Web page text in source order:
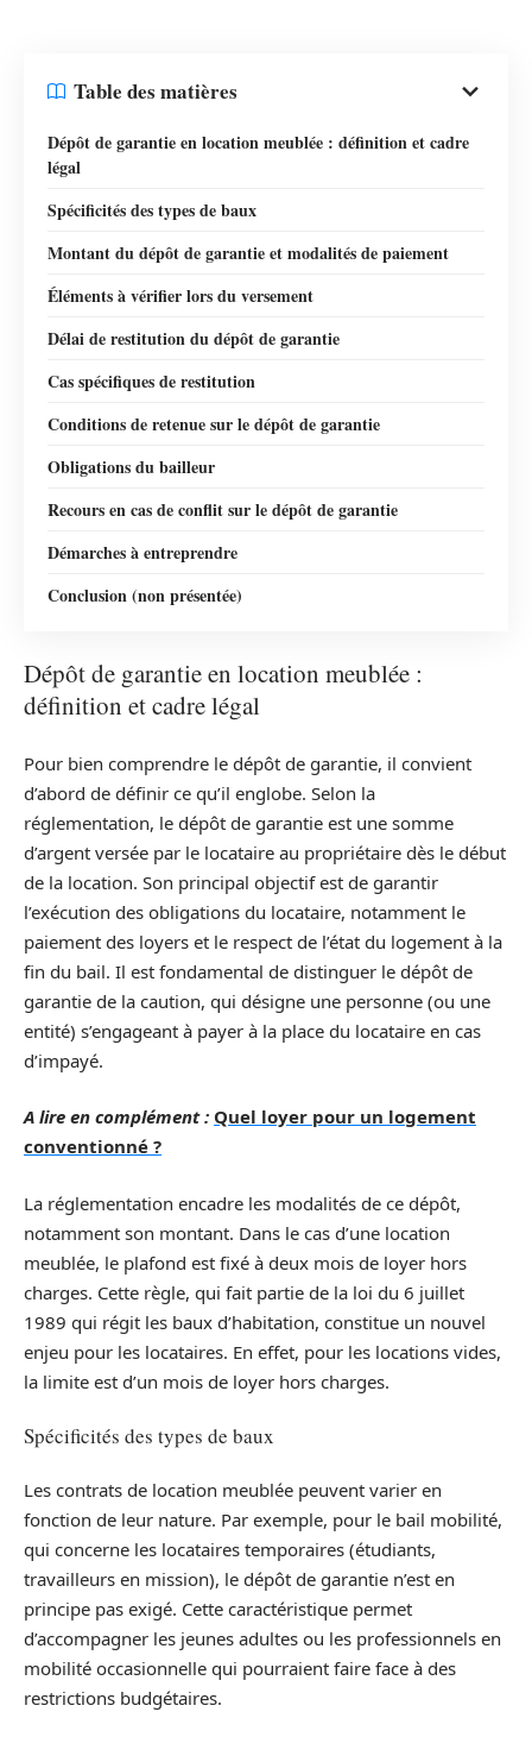
Table des matières
Dépôt de garantie en location meublée : définition et cadre
légal
Spécificités des types de baux
Montant du dépôt de garantie et modalités de paiement
Éléments à vérifier lors du versement
Délai de restitution du dépôt de garantie
Cas spécifiques de restitution
Conditions de retenue sur le dépôt de garantie
Obligations du bailleur
Recours en cas de conflit sur le dépôt de garantie
Démarches à entreprendre
Conclusion (non présentée)
Dépôt de garantie en location meublée :
définition et cadre légal
Pour bien comprendre le dépôt de garantie, il convient
d’abord de définir ce qu’il englobe. Selon la
réglementation, le dépôt de garantie est une somme
d’argent versée par le locataire au propriétaire dès le début
de la location. Son principal objectif est de garantir
l’exécution des obligations du locataire, notamment le
paiement des loyers et le respect de l’état du logement à la
fin du bail. Il est fondamental de distinguer le dépôt de
garantie de la caution, qui désigne une personne (ou une
entité) s’engageant à payer à la place du locataire en cas
d’impayé.
A lire en complément : Quel loyer pour un logement
conventionné ?
La réglementation encadre les modalités de ce dépôt,
notamment son montant. Dans le cas d’une location
meublée, le plafond est fixé à deux mois de loyer hors
charges. Cette règle, qui fait partie de la loi du 6 juillet
1989 qui régit les baux d’habitation, constitue un nouvel
enjeu pour les locataires. En effet, pour les locations vides,
la limite est d’un mois de loyer hors charges.
Spécificités des types de baux
Les contrats de location meublée peuvent varier en
fonction de leur nature. Par exemple, pour le bail mobilité,
qui concerne les locataires temporaires (étudiants,
travailleurs en mission), le dépôt de garantie n’est en
principe pas exigé. Cette caractéristique permet
d’accompagner les jeunes adultes ou les professionnels en
mobilité occasionnelle qui pourraient faire face à des
restrictions budgétaires.